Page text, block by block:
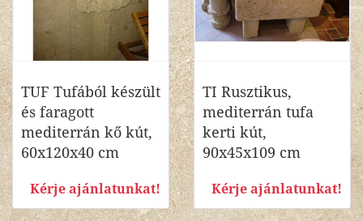
TUF Tufából készült
és faragott
mediterrán kő kút,
60x120x40 cm
Kérje ajánlatunkat!
TI Rusztikus,
mediterrán tufa
kerti kút,
90x45x109 cm
Kérje ajánlatunkat!